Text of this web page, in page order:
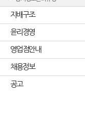
지배구조
윤리경영
영업점안내
채용정보
공고